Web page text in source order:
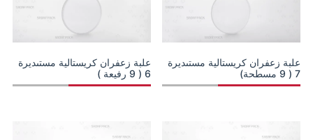
علبة زعفران كريستالية مستىديرة
7 ( 9 مسطحة)
علبة زعفران كريستالية مستىديرة
6 ( 9 رفيعة )